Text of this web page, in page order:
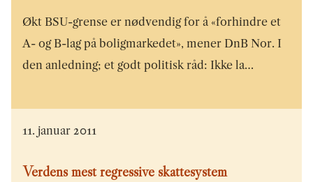
Økt BSU-grense er nødvendig for å «forhindre et
A- og B-lag på boligmarkedet», mener DnB Nor. I
den anledning; et godt politisk råd: Ikke la…
11. januar 2011
Verdens mest regressive skattesystem